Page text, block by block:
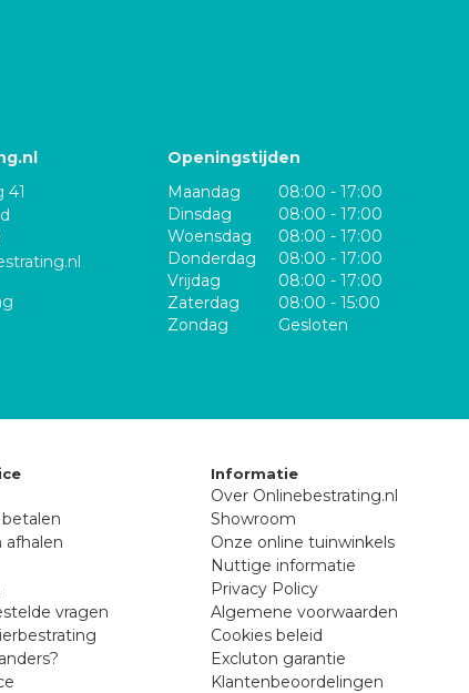
41
Openingstijden
Maandag
08:00 - 17:00
Dinsdag
08:00 - 17:00
Woensdag
08:00 - 17:00
Donderdag
08:00 - 17:00
Vrijdag
08:00 - 17:00
Zaterdag
08:00 - 15:00
Zondag
Gesloten
afhalen
vragen
Informatie
Over Onlinebestrating.nl
Showroom
Onze online tuinwinkels
Nuttige informatie
Privacy Policy
Algemene voorwaarden
Cookies beleid
Excluton garantie
Klantenbeoordelingen